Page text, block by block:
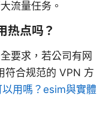
流量任务。
热点吗？
要求，若公司有网
符合规范的 VPN 方
用嗎？esim與實體